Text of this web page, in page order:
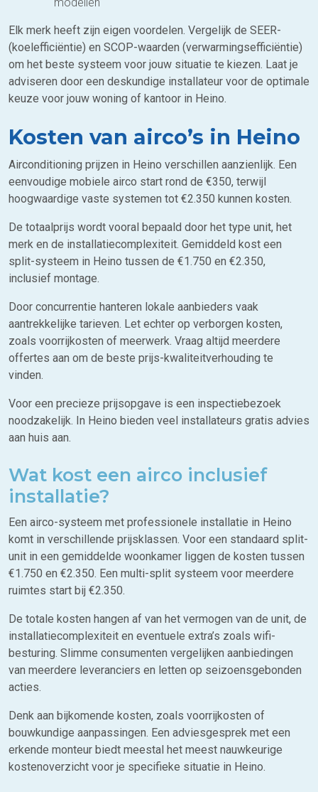
Elk merk heeft zijn eigen voordelen. Vergelijk de SEER-
(koelefficiëntie) en SCOP-waarden (verwarmingsefficiëntie)
om het beste systeem voor jouw situatie te kiezen. Laat je
adviseren door een deskundige installateur voor de optimale
keuze voor jouw woning of kantoor in Heino.
Kosten van airco’s in Heino
Airconditioning prijzen in Heino verschillen aanzienlijk. Een
eenvoudige mobiele airco start rond de €350, terwijl
hoogwaardige vaste systemen tot €2.350 kunnen kosten.
De totaalprijs wordt vooral bepaald door het type unit, het
merk en de installatiecomplexiteit. Gemiddeld kost een
split-systeem in Heino tussen de €1.750 en €2.350,
inclusief montage.
Door concurrentie hanteren lokale aanbieders vaak
aantrekkelijke tarieven. Let echter op verborgen kosten,
zoals voorrijkosten of meerwerk. Vraag altijd meerdere
offertes aan om de beste prijs-kwaliteitverhouding te
vinden.
Voor een precieze prijsopgave is een inspectiebezoek
noodzakelijk. In Heino bieden veel installateurs gratis advies
aan huis aan.
Wat kost een airco inclusief
installatie?
Een airco-systeem met professionele installatie in Heino
komt in verschillende prijsklassen. Voor een standaard split-
unit in een gemiddelde woonkamer liggen de kosten tussen
€1.750 en €2.350. Een multi-split systeem voor meerdere
ruimtes start bij €2.350.
De totale kosten hangen af van het vermogen van de unit, de
installatiecomplexiteit en eventuele extra’s zoals wifi-
besturing. Slimme consumenten vergelijken aanbiedingen
van meerdere leveranciers en letten op seizoensgebonden
acties.
Denk aan bijkomende kosten, zoals voorrijkosten of
bouwkundige aanpassingen. Een adviesgesprek met een
erkende monteur biedt meestal het meest nauwkeurige
kostenoverzicht voor je specifieke situatie in Heino.